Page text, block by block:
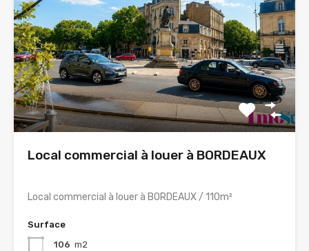
Local commercial à louer à BORDEAUX
Local commercial à louer à BORDEAUX / 110m²
Surface
106 m2